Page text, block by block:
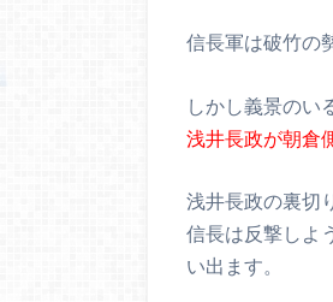
信長軍は破竹の
しかし義景のい
浅井長政が朝倉
浅井長政の裏切
信長は反撃しよ
い出ます。